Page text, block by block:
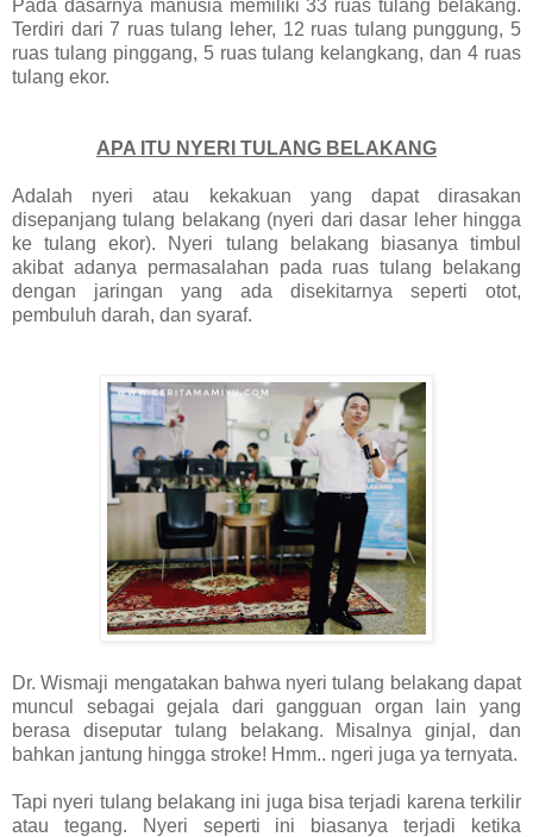
Pada dasarnya manusia memiliki 33 ruas tulang belakang.
Terdiri dari 7 ruas tulang leher, 12 ruas tulang punggung, 5
ruas tulang pinggang, 5 ruas tulang kelangkang, dan 4 ruas
tulang ekor.
APA ITU NYERI TULANG BELAKANG
Adalah nyeri atau kekakuan yang dapat dirasakan
disepanjang tulang belakang (nyeri dari dasar leher hingga
ke tulang ekor). Nyeri tulang belakang biasanya timbul
akibat adanya permasalahan pada ruas tulang belakang
dengan jaringan yang ada disekitarnya seperti otot,
pembuluh darah, dan syaraf.
Dr. Wismaji mengatakan bahwa nyeri tulang belakang dapat
muncul sebagai gejala dari gangguan organ lain yang
berasa diseputar tulang belakang. Misalnya ginjal, dan
bahkan jantung hingga stroke! Hmm.. ngeri juga ya ternyata.
Tapi nyeri tulang belakang ini juga bisa terjadi karena terkilir
atau tegang. Nyeri seperti ini biasanya terjadi ketika